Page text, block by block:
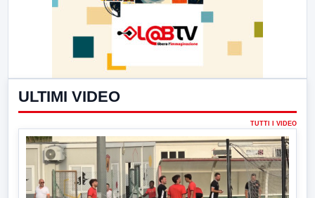
ULTIMI VIDEO
TUTTI I VIDEO